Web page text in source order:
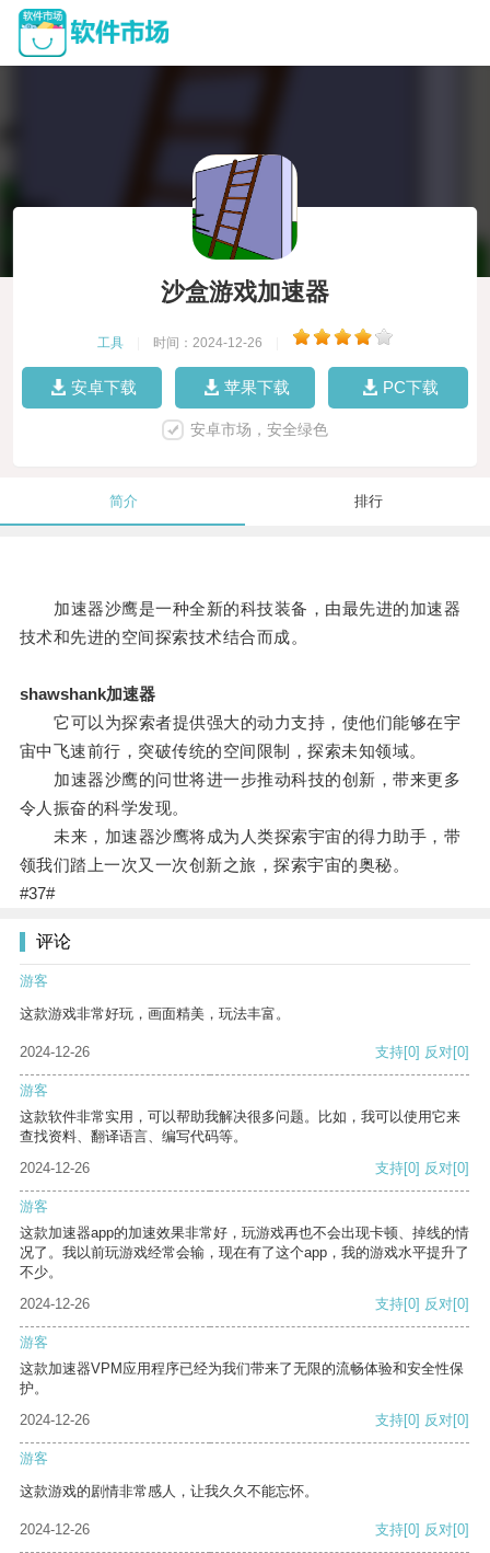
沙盒游戏加速器
工具 时间：2024-12-26
安卓下载 苹果下载 PC下载
安卓市场，安全绿色
简介 排行
加速器沙鹰是一种全新的科技装备，由最先进的加速器
技术和先进的空间探索技术结合而成。
shawshank加速器
它可以为探索者提供强大的动力支持，使他们能够在宇
宙中飞速前行，突破传统的空间限制，探索未知领域。
加速器沙鹰的问世将进一步推动科技的创新，带来更多
令人振奋的科学发现。
未来，加速器沙鹰将成为人类探索宇宙的得力助手，带
领我们踏上一次又一次创新之旅，探索宇宙的奥秘。
#37#
评论
游客
这款游戏非常好玩，画面精美，玩法丰富。
2024-12-26 支持[0] 反对[0]
游客
这款软件非常实用，可以帮助我解决很多问题。比如，我可以使用它来
查找资料、翻译语言、编写代码等。
2024-12-26
支持[0] 反对[0]
游客
这款加速器app的加速效果非常好，玩游戏再也不会出现卡顿、掉线的情
况了。我以前玩游戏经常会输，现在有了这个app，我的游戏水平提升了
不少。
2024-12-26
支持[0] 反对[0]
游客
这款加速器VPM应用程序已经为我们带来了无限的流畅体验和安全性保
护。
2024-12-26
支持[0] 反对[0]
游客
这款游戏的剧情非常感人，让我久久不能忘怀。
2024-12-26 支持[0] 反对[0]